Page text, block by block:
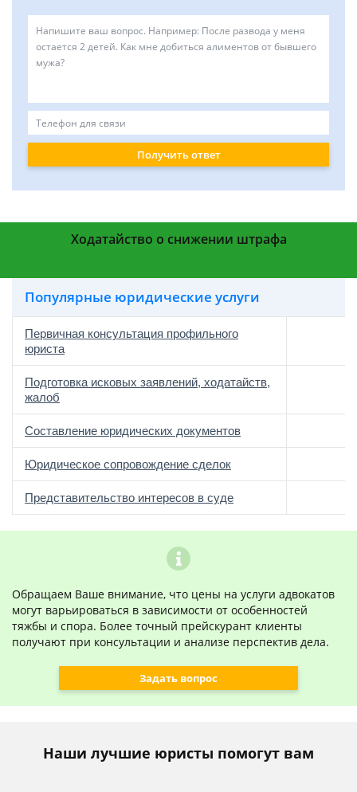
Получить ответ
Ходатайство о снижении штрафа
Популярные юридические услуги
Первичная консультация профильного
юриста
Подготовка исковых заявлений, ходатайств,
жалоб
Составление юридических документов
Юридическое сопровождение сделок
Представительство интересов в суде
Обращаем Ваше внимание, что цены на услуги адвокатов
могут варьироваться в зависимости от особенностей
тяжбы и спора. Более точный прейскурант клиенты
получают при консультации и анализе перспектив дела.
Задать вопрос
Наши лучшие юристы помогут вам